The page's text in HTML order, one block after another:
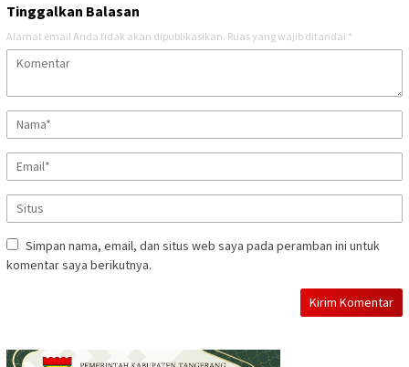
Tinggalkan Balasan
Alamat email Anda tidak akan dipublikasikan. Ruas yang wajib ditandai *
Simpan nama, email, dan situs web saya pada peramban ini untuk
komentar saya berikutnya.